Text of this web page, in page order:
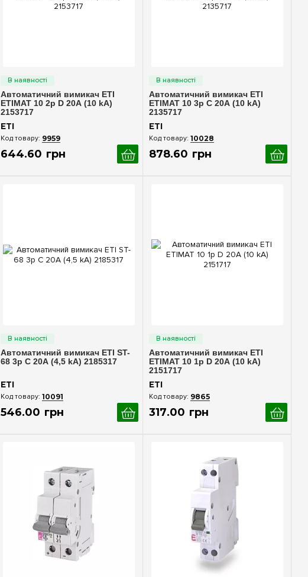
Автоматичний вимикач ETI
ETIMAT 10 2p D 20А (10 kA)
2153717
ETI
9959
644.60 грн
Автоматичний вимикач ETI
ETIMAT 10 3p C 20А (10 kA)
2135717
ETI
10028
878.60 грн
Автоматичний вимикач ETI ST-
68 3p C 20А (4,5 kA) 2185317
ETI
10091
546.00 грн
Автоматичний вимикач ETI
ETIMAT 10 1p D 20А (10 kA)
2151717
ETI
9865
317.00 грн